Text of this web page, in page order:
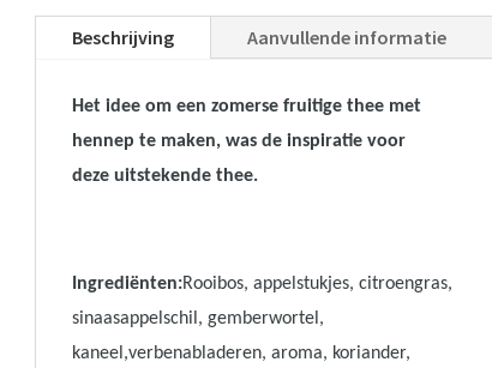
Beschrijving Aanvullende informatie
Het idee om een ​​zomerse fruitige thee met
hennep te maken, was de inspiratie voor
deze uitstekende thee.
Ingrediënten:Rooibos, appelstukjes, citroengras,
sinaasappelschil, gemberwortel,
kaneel,verbenabladeren, aroma, koriander,